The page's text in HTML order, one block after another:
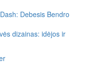
Debesis Bendro
dizainas: idėjos ir